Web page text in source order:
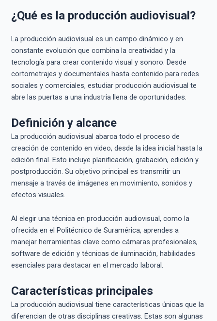
¿Qué es la producción audiovisual?
La producción audiovisual es un campo dinámico y en
constante evolución que combina la creatividad y la
tecnología para crear contenido visual y sonoro. Desde
cortometrajes y documentales hasta contenido para redes
sociales y comerciales, estudiar producción audiovisual te
abre las puertas a una industria llena de oportunidades.
Definición y alcance
La producción audiovisual abarca todo el proceso de
creación de contenido en video, desde la idea inicial hasta la
edición final. Esto incluye planificación, grabación, edición y
postproducción. Su objetivo principal es transmitir un
mensaje a través de imágenes en movimiento, sonidos y
efectos visuales.
Al elegir una técnica en producción audiovisual, como la
ofrecida en el Politécnico de Suramérica, aprendes a
manejar herramientas clave como cámaras profesionales,
software de edición y técnicas de iluminación, habilidades
esenciales para destacar en el mercado laboral.
Características principales
La producción audiovisual tiene características únicas que la
diferencian de otras disciplinas creativas. Estas son algunas